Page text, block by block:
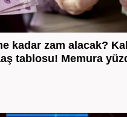
kadar zam alacak?
tablosu! Memura